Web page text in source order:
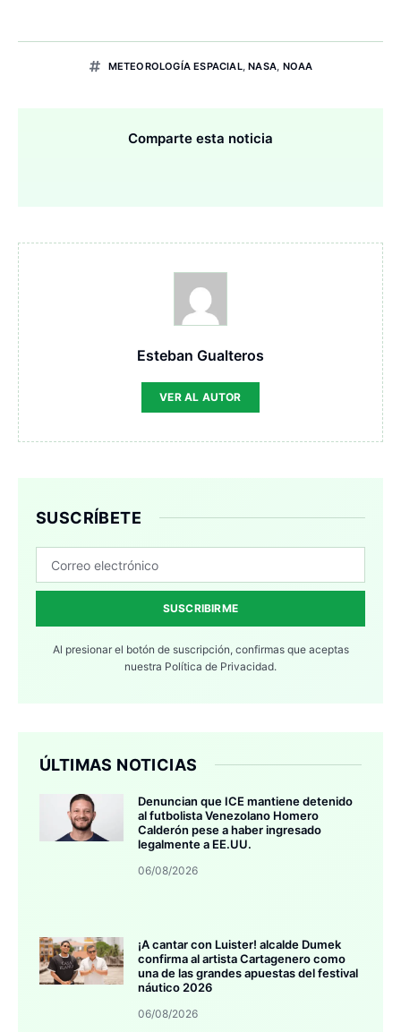
METEOROLOGÍA ESPACIAL,NASA, NOAA
Comparte esta noticia
Esteban Gualteros
VER AL AUTOR
SUSCRÍBETE
SUSCRIBIRME
Al presionar el botón de suscripción, confirmas que aceptas
nuestra Política de Privacidad.
ÚLTIMAS NOTICIAS
Denuncian que ICE mantiene detenido
al futbolista Venezolano Homero
Calderón pese a haber ingresado
legalmente a EE.UU.
06/08/2026
¡A cantar con Luister! alcalde Dumek
confirma al artista Cartagenero como
una de las grandes apuestas del festival
náutico 2026
06/08/2026